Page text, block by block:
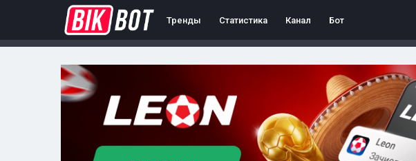
Тренды Статистика Канал Бот